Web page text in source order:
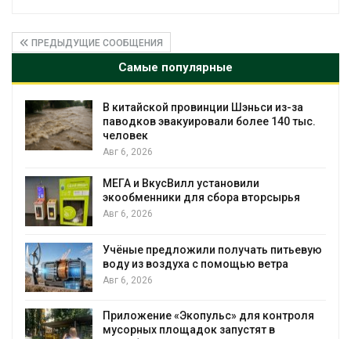
ПРЕДЫДУЩИЕ СООБЩЕНИЯ
Самые популярные
В китайской провинции Шэньси из-за
паводков эвакуировали более 140 тыс.
человек
Авг 6, 2026
МЕГА и ВкусВилл установили
экообменники для сбора вторсырья
Авг 6, 2026
Учёные предложили получать питьевую
воду из воздуха с помощью ветра
Авг 6, 2026
Приложение «Экопульс» для контроля
мусорных площадок запустят в